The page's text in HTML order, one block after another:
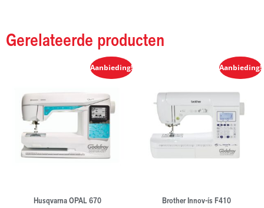
Gerelateerde producten
Aanbieding!
Husqvarna OPAL 670
Aanbieding!
Brother Innov-ís F410